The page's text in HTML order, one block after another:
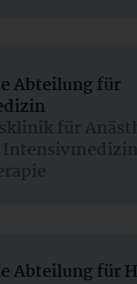
Abteilung für
für
Abteilung für